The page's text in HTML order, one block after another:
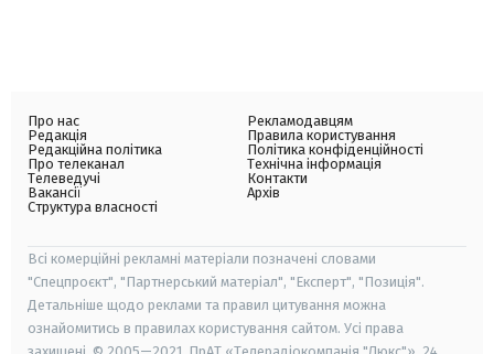
Про нас
Редакція
Редакційна політика
Про телеканал
Телеведучі
Вакансії
Структура власності
Рекламодавцям
Правила користування
Політика конфіденційності
Технічна інформація
Контакти
Архів
Всі комерційні рекламні матеріали позначені словами
"Спецпроєкт", "Партнерський матеріал", "Експерт", "Позиція".
Детальніше щодо реклами та правил цитування можна
ознайомитись в правилах користування сайтом. Усі права